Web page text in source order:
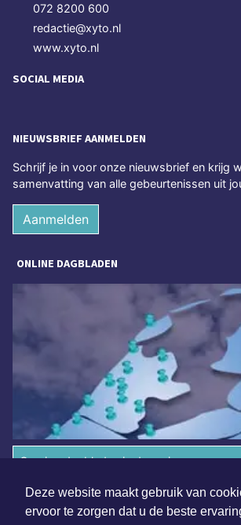
Deze website maakt gebruik van
ervoor te zorgen dat u de beste
072 8200 600
redactie@xyto.nl
www.xyto.nl
SOCIAL MEDIA
NIEUWSBRIEF AANMELDEN
Schrijf je in voor onze nieuwsbrief en krijg
samenvatting van alle gebeurtenissen uit
Aanmelden
ONLINE DAGBLADEN
Overige dagbladen in de regio
Algemene voorwaarden